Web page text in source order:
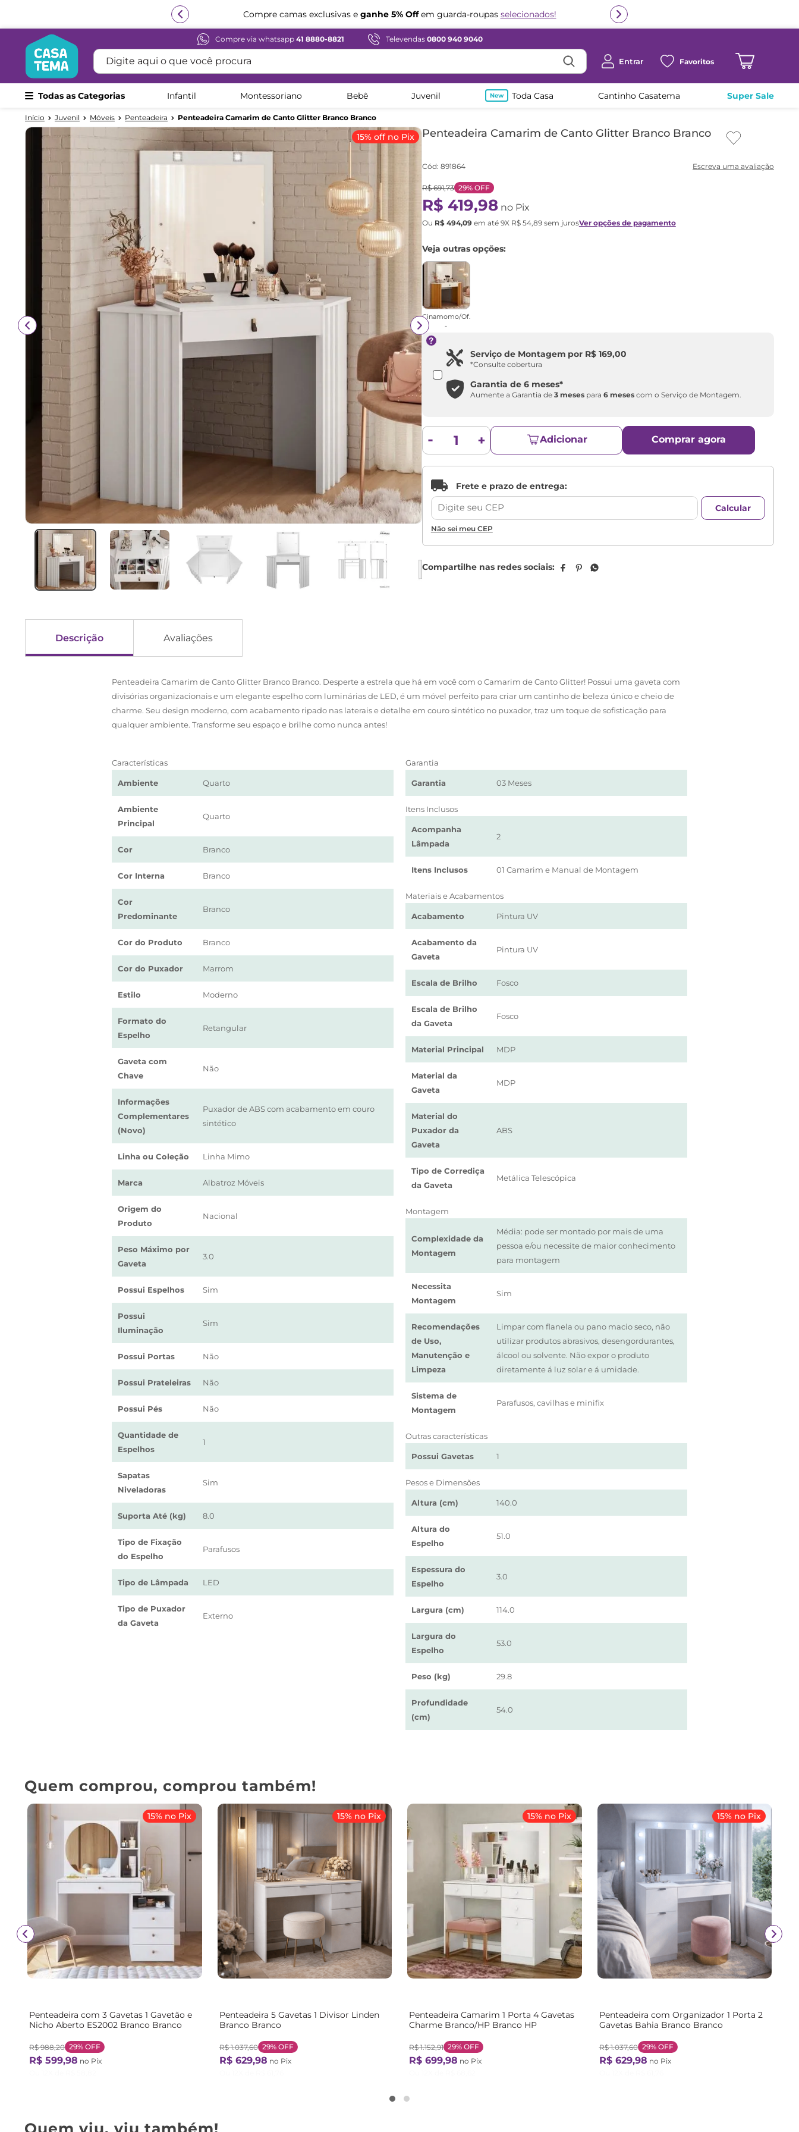
Compre em ate 12x sem juros
Compre via whatsapp 41 8880-8821 Televendas 0800 940 9040
Digite aqui o que você procura
Entrar Favoritos
Todas as Categorias Infantil Montessoriano Bebê Juvenil Toda Casa Cantinho Casatema Super Sale
Juvenil Móveis Penteadeira Penteadeira Camarim de Canto Glitter Branco Branco
15% off no Pix Penteadeira Camarim de Canto Glitter Branco Branco
Cód: 891864
R$ 691,73 29%OFF
R$ 419,98no Pix
Ou R$ 494,09em até 9X R$ 54, 89sem jurosVer opções de pagamento
Veja outras opções:
Cinamomo/Of.
..
Serviço de Montagem por R$ 169,00
*Consulte cobertura
Garantia de6 meses*
Aumente a Garantia de3 meses para6 meses com o Serviço de Montagem.
Adicionar Comprar agora
Não sei meu CEP
Descrição Avaliações
Penteadeira Camarim de Canto Glitter Branco Branco. Desperte a estrela que há em você com o Camarim de Canto Glitter! Possui uma gaveta com
divisórias organizacionais e um elegante espelho com luminárias de LED, é um móvel perfeito para criar um cantinho de beleza único e cheio de
charme. Seu design moderno, com acabamento ripado nas laterais e detalhe em couro sintético no puxador, traz um toque de sofisticação para
qualquer ambiente. Transforme seu espaço e brilhe como nunca antes!
Características
Ambiente Quarto
Ambiente
Principal
Quarto
Cor Branco
Cor Interna Branco
Cor
Predominante
Branco
Cor do Produto Branco
Cor do Puxador Marrom
Estilo Moderno
Formato do
Espelho
Retangular
Gaveta com
Chave
Não
Informações
Complementares
(Novo)
Puxador de ABS com acabamento em couro
sintético
Linha ou Coleção Linha Mimo
Marca Albatroz Móveis
Origem do
Produto
Nacional
Peso Máximo por
Gaveta
3.0
Possui Espelhos Sim
Possui
Iluminação
Sim
Possui Portas Não
Possui Prateleiras Não
Possui Pés Não
Quantidade de
Espelhos
1
Sapatas
Niveladoras
Sim
Suporta Até (kg) 8.0
Tipo de Fixação
do Espelho
Parafusos
Tipo de Lâmpada LED
Tipo de Puxador
da Gaveta
Externo
Garantia
Garantia 03 Meses
Itens Inclusos
Acompanha
Lâmpada
2
Itens Inclusos 01 Camarim e Manual de Montagem
Materiais e Acabamentos
Acabamento Pintura UV
Acabamento da
Gaveta
Pintura UV
Escala de Brilho Fosco
Escala de Brilho
da Gaveta
Fosco
Material Principal MDP
Material da
Gaveta
MDP
Material do
Puxador da
Gaveta
ABS
Tipo de Corrediça
da Gaveta
Metálica Telescópica
Montagem
Complexidade da
Montagem
Média: pode ser montado por mais de uma
pessoa e/ou necessite de maior conhecimento
para montagem
Necessita
Montagem
Sim
Recomendações
de Uso,
Manutenção e
Limpeza
Limpar com flanela ou pano macio seco, não
utilizar produtos abrasivos, desengordurantes,
álcool ou solvente. Não expor o produto
diretamente á luz solar e á umidade.
Sistema de
Montagem
Parafusos, cavilhas e minifix
Outras características
Possui Gavetas 1
Pesos e Dimensões
Altura (cm) 140.0
Altura do
Espelho
51.0
Espessura do
Espelho
3.0
Largura (cm) 114.0
Largura do
Espelho
53.0
Peso (kg) 29.8
Profundidade
(cm)
54.0
Quem comprou, comprou também!
15% no Pix
Penteadeira com 3 Gavetas 1 Gavetão e
Nicho Aberto ES2002 Branco Branco
R$ 988,20 29% OFF
R$ 599,98 no Pix
15% no Pix
Penteadeira 5 Gavetas 1 Divisor Linden
Branco Branco
R$ 1.037,60 29%OFF
R$ 629,98 no Pix
15% no Pix
Penteadeira Camarim 1 Porta 4 Gavetas
Charme Branco/HP Branco HP
R$ 1.152,91 29% OFF
R$ 699,98 no Pix
15% no Pix
Penteadeira com Organizador 1 Porta 2
Gavetas Bahia Branco Branco
R$ 1.037,60 29%OFF
R$ 629,98 no Pix
Quem viu, viu também!
Termos mais buscados
beliche
guarda roupa
bicama
aria
escrivaninha
cama infantil
petit
cômoda